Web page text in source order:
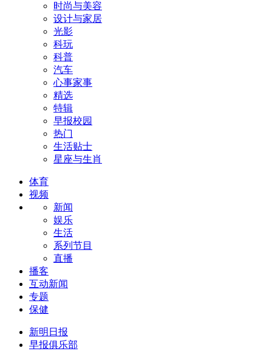
时尚与美容
设计与家居
光影
科玩
科普
汽车
心事家事
精选
特辑
早报校园
热门
生活贴士
星座与生肖
体育
视频
新闻
娱乐
生活
系列节目
直播
播客
互动新闻
专题
保健
新明日报
早报俱乐部